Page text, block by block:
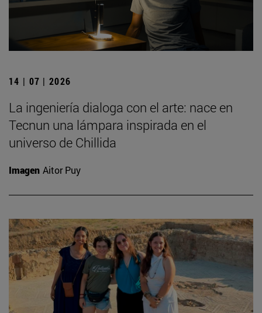
14 | 07 | 2026
La ingeniería dialoga con el arte: nace en
Tecnun una lámpara inspirada en el
universo de Chillida
Imagen Aitor Puy